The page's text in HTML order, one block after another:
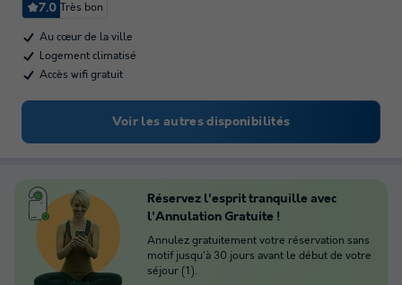
7.0 Très bon
Au cœur de la ville
Logement climatisé
Accès wifi gratuit
Voir les autres disponibilités
Réservez l'esprit tranquille avec
l'Annulation Gratuite !
Annulez gratuitement votre réservation sans
motif jusqu'à 30 jours avant le début de votre
séjour (1).